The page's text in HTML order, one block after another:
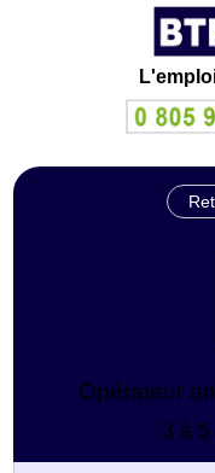
Opérateur
3 à